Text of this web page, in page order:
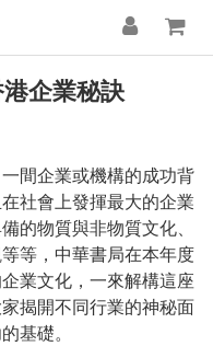
企業秘訣
間企業或機構的成功背
社會上發揮最大的企業
的物質與非物質文化、
等，中華書局在本年度
業文化，一來解構這座
揭開不同行業的神秘面
基礎。